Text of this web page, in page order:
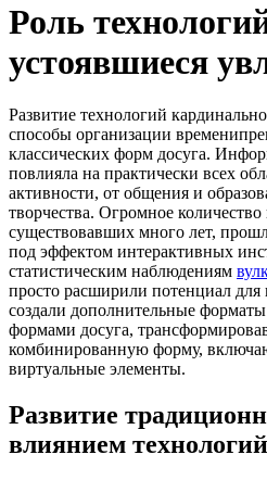
Роль
устоявшиеся
Развитие технологий
способы организации
классических форм досуга.
повлияла на практически всех
активности, от общения и
творчества. Огромное
существовавших много лет,
под эффектом интерактивных
статистическим наблюдениям
просто расширили потенциал
создали дополнительные
формами досуга,
комбинированную форму,
виртуальные элементы.
Развитие
влиянием технологий